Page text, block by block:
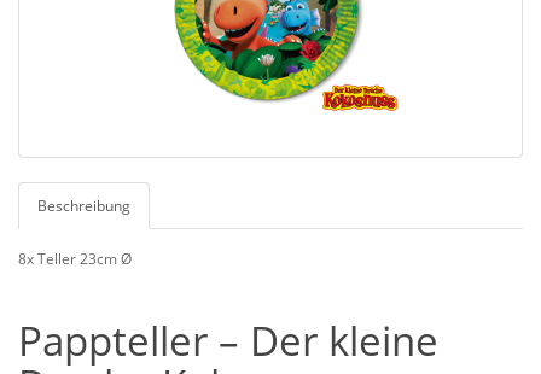
Beschreibung
8x Teller 23cm Ø
Pappteller – Der kleine